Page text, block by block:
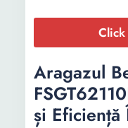
Aragazul
și Eficiență